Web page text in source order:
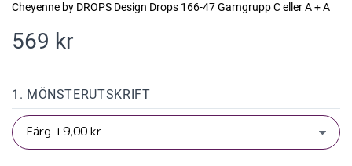
Cheyenne by DROPS Design Drops 166-47 Garngrupp C eller A + A
569 kr
1. MÖNSTERUTSKRIFT